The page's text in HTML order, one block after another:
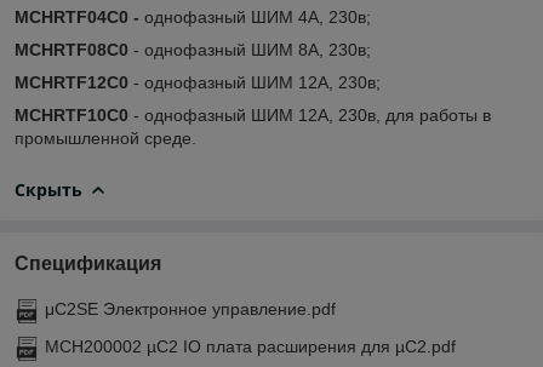
MCHRTF04C0 - однофазный ШИМ 4А, 230в;
MCHRTF08C0 - однофазный ШИМ 8А, 230в;
MCHRTF12C0 - однофазный ШИМ 12А, 230в;
MCHRTF10C0 - однофазный ШИМ 12А, 230в, для работы в
промышленной среде.
Скрыть
Спецификация
μC2SE Электронное управление.pdf
MCH200002 µC2 IO плата расширения для µC2.pdf